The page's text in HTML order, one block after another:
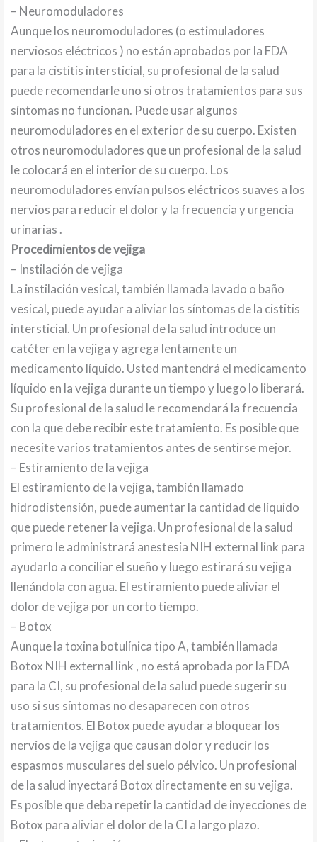
– Neuromoduladores
Aunque los neuromoduladores (o estimuladores
nerviosos eléctricos ) no están aprobados por la FDA
para la cistitis intersticial, su profesional de la salud
puede recomendarle uno si otros tratamientos para sus
síntomas no funcionan. Puede usar algunos
neuromoduladores en el exterior de su cuerpo. Existen
otros neuromoduladores que un profesional de la salud
le colocará en el interior de su cuerpo. Los
neuromoduladores envían pulsos eléctricos suaves a los
nervios para reducir el dolor y la frecuencia y urgencia
urinarias .
Procedimientos de vejiga
– Instilación de vejiga
La instilación vesical, también llamada lavado o baño
vesical, puede ayudar a aliviar los síntomas de la cistitis
intersticial. Un profesional de la salud introduce un
catéter en la vejiga y agrega lentamente un
medicamento líquido. Usted mantendrá el medicamento
líquido en la vejiga durante un tiempo y luego lo liberará.
Su profesional de la salud le recomendará la frecuencia
con la que debe recibir este tratamiento. Es posible que
necesite varios tratamientos antes de sentirse mejor.
– Estiramiento de la vejiga
El estiramiento de la vejiga, también llamado
hidrodistensión, puede aumentar la cantidad de líquido
que puede retener la vejiga. Un profesional de la salud
primero le administrará anestesia NIH external link para
ayudarlo a conciliar el sueño y luego estirará su vejiga
llenándola con agua. El estiramiento puede aliviar el
dolor de vejiga por un corto tiempo.
– Botox
Aunque la toxina botulínica tipo A, también llamada
Botox NIH external link , no está aprobada por la FDA
para la CI, su profesional de la salud puede sugerir su
uso si sus síntomas no desaparecen con otros
tratamientos. El Botox puede ayudar a bloquear los
nervios de la vejiga que causan dolor y reducir los
espasmos musculares del suelo pélvico. Un profesional
de la salud inyectará Botox directamente en su vejiga.
Es posible que deba repetir la cantidad de inyecciones de
Botox para aliviar el dolor de la CI a largo plazo.